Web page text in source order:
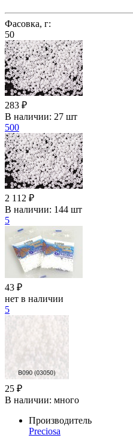
Фасовка, г:
50
283 ₽
В наличии: 27 шт
500
2 112 ₽
В наличии: 144 шт
5
43 ₽
нет в наличии
5
25 ₽
В наличии: много
Производитель
Preciosa